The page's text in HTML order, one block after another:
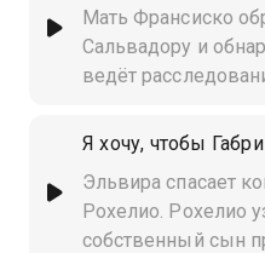
сюрприз, чтобы
Камила портит
Мать Франсиско
Сальвадору и
ведёт
Рохелио рухнут.
Хуану, чтобы та
выпускают из
Я хочу, чтобы
Эльвира спасает
Рохелио. Рохелио
собственный сын